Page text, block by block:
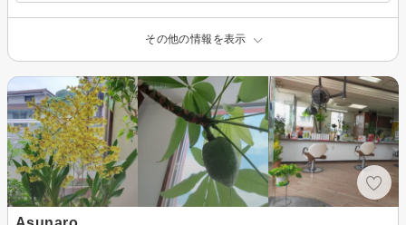
その他の情報を表示